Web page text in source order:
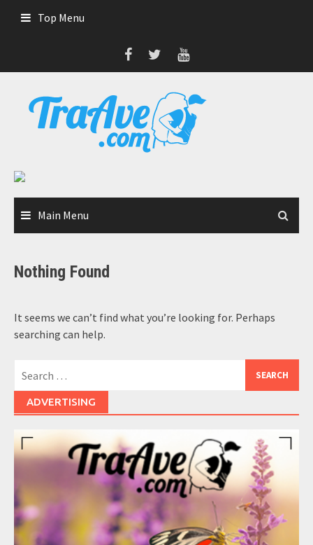
Top Menu
Main Menu
Nothing Found
It seems we can’t find what you’re looking for. Perhaps
searching can help.
ADVERTISING